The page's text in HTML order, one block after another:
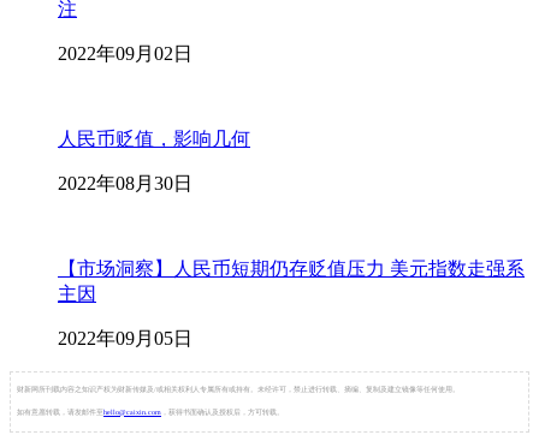
注
2022年09月02日
人民币贬值，影响几何
2022年08月30日
【市场洞察】人民币短期仍存贬值压力 美元指数走强系
主因
2022年09月05日
财新网所刊载内容之知识产权为财新传媒及/或相关权利人专属所有或持有。未经许可，禁止进行转载、摘编、复制及建立镜像等任何使用。
如有意愿转载，请发邮件至 hello@caixin.com ，获得书面确认及授权后，方可转载。